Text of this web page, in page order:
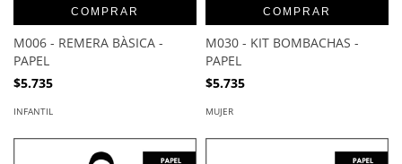
COMPRAR
M006 - REMERA BÀSICA -
PAPEL
$5.735
INFANTIL
COMPRAR
M030 - KIT BOMBACHAS -
PAPEL
$5.735
MUJER